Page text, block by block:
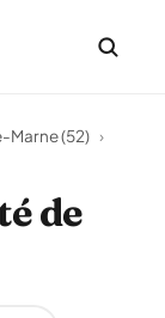
Marne (52) ›
de